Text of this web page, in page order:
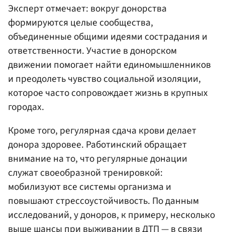
Эксперт отмечает: вокруг донорства
формируются целые сообщества,
объединенные общими идеями сострадания и
ответственности. Участие в донорском
движении помогает найти единомышленников
и преодолеть чувство социальной изоляции,
которое часто сопровождает жизнь в крупных
городах.
Кроме того, регулярная сдача крови делает
донора здоровее. Работинский обращает
внимание на то, что регулярные донации
служат своеобразной тренировкой:
мобилизуют все системы организма и
повышают стрессоустойчивость. По данным
исследований, у доноров, к примеру, несколько
выше шансы при выживании в ДТП — в связи